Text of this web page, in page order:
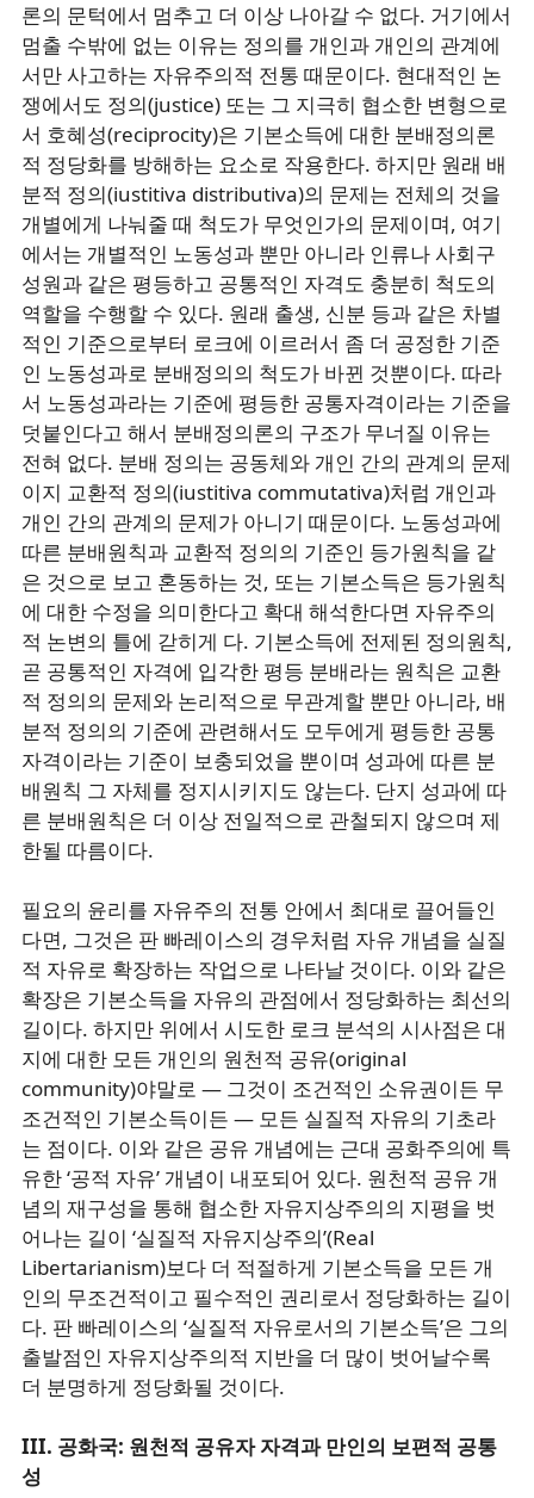
론의 문턱에서 멈추고 더 이상 나아갈 수 없다. 거기에서
멈출 수밖에 없는 이유는 정의를 개인과 개인의 관계에
서만 사고하는 자유주의적 전통 때문이다. 현대적인 논
쟁에서도 정의(justice) 또는 그 지극히 협소한 변형으로
서 호혜성(reciprocity)은 기본소득에 대한 분배정의론
적 정당화를 방해하는 요소로 작용한다. 하지만 원래 배
분적 정의(iustitiva distributiva)의 문제는 전체의 것을
개별에게 나눠줄 때 척도가 무엇인가의 문제이며, 여기
에서는 개별적인 노동성과 뿐만 아니라 인류나 사회구
성원과 같은 평등하고 공통적인 자격도 충분히 척도의
역할을 수행할 수 있다. 원래 출생, 신분 등과 같은 차별
적인 기준으로부터 로크에 이르러서 좀 더 공정한 기준
인 노동성과로 분배정의의 척도가 바뀐 것뿐이다. 따라
서 노동성과라는 기준에 평등한 공통자격이라는 기준을
덧붙인다고 해서 분배정의론의 구조가 무너질 이유는
전혀 없다. 분배 정의는 공동체와 개인 간의 관계의 문제
이지 교환적 정의(iustitiva commutativa)처럼 개인과
개인 간의 관계의 문제가 아니기 때문이다. 노동성과에
따른 분배원칙과 교환적 정의의 기준인 등가원칙을 같
은 것으로 보고 혼동하는 것, 또는 기본소득은 등가원칙
에 대한 수정을 의미한다고 확대 해석한다면 자유주의
적 논변의 틀에 갇히게 다. 기본소득에 전제된 정의원칙,
곧 공통적인 자격에 입각한 평등 분배라는 원칙은 교환
적 정의의 문제와 논리적으로 무관계할 뿐만 아니라, 배
분적 정의의 기준에 관련해서도 모두에게 평등한 공통
자격이라는 기준이 보충되었을 뿐이며 성과에 따른 분
배원칙 그 자체를 정지시키지도 않는다. 단지 성과에 따
른 분배원칙은 더 이상 전일적으로 관철되지 않으며 제
한될 따름이다.
필요의 윤리를 자유주의 전통 안에서 최대로 끌어들인
다면, 그것은 판 빠레이스의 경우처럼 자유 개념을 실질
적 자유로 확장하는 작업으로 나타날 것이다. 이와 같은
확장은 기본소득을 자유의 관점에서 정당화하는 최선의
길이다. 하지만 위에서 시도한 로크 분석의 시사점은 대
지에 대한 모든 개인의 원천적 공유(original
community)야말로 ― 그것이 조건적인 소유권이든 무
조건적인 기본소득이든 ― 모든 실질적 자유의 기초라
는 점이다. 이와 같은 공유 개념에는 근대 공화주의에 특
유한 ‘공적 자유’ 개념이 내포되어 있다. 원천적 공유 개
념의 재구성을 통해 협소한 자유지상주의의 지평을 벗
어나는 길이 ‘실질적 자유지상주의’(Real
Libertarianism)보다 더 적절하게 기본소득을 모든 개
인의 무조건적이고 필수적인 권리로서 정당화하는 길이
다. 판 빠레이스의 ‘실질적 자유로서의 기본소득’은 그의
출발점인 자유지상주의적 지반을 더 많이 벗어날수록
더 분명하게 정당화될 것이다.
III. 공화국: 원천적 공유자 자격과 만인의 보편적 공통
성